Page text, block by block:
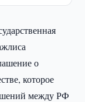
о
которое
между РФ